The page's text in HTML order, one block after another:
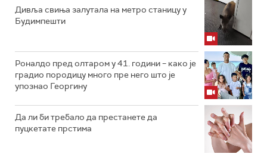
Дивља свиња залутала на метро станицу у
Будимпешти
Роналдо пред олтаром у 41. години – како је
градио породицу много пре него што је
упознао Георгину
Да ли би требало да престанете да
пуцкетате прстима